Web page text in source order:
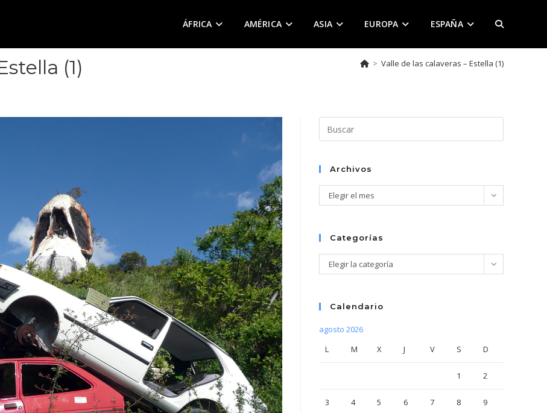
ÁFRICA AMÉRICA ASIA EUROPA ESPAÑA ALTERNAR
DE
(1) > Valle de las calaveras – Estella (1)
Escape
el
Archivos
Archivos
Elegir el mes
Categorías
Categorías
Elegir la categoría
Calendario
agosto 2026
L
M X J V S D
1 2
3 4 5 6 7 8 9